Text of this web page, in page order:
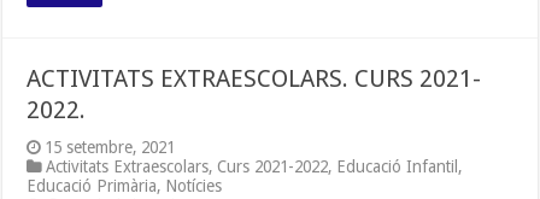
ACTIVITATS EXTRAESCOLARS. CURS 2021-
2022.
15 setembre, 2021
Activitats Extraescolars, Curs 2021-2022, Educació Infantil ,
Educació Primària, Notícies